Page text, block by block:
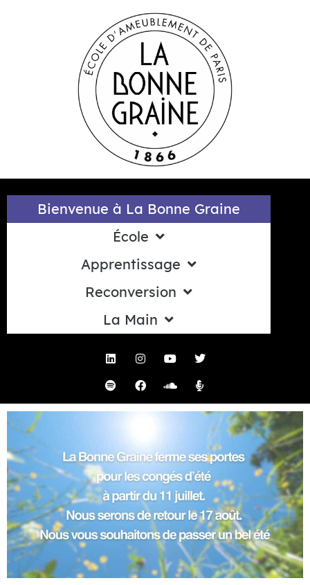
Bienvenue à La Bonne Graine
École
Apprentissage
Reconversion
La Main